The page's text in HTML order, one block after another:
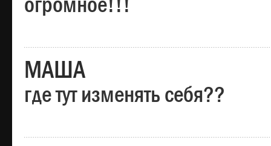
огромное!!!
МАША
где тут изменять себя??